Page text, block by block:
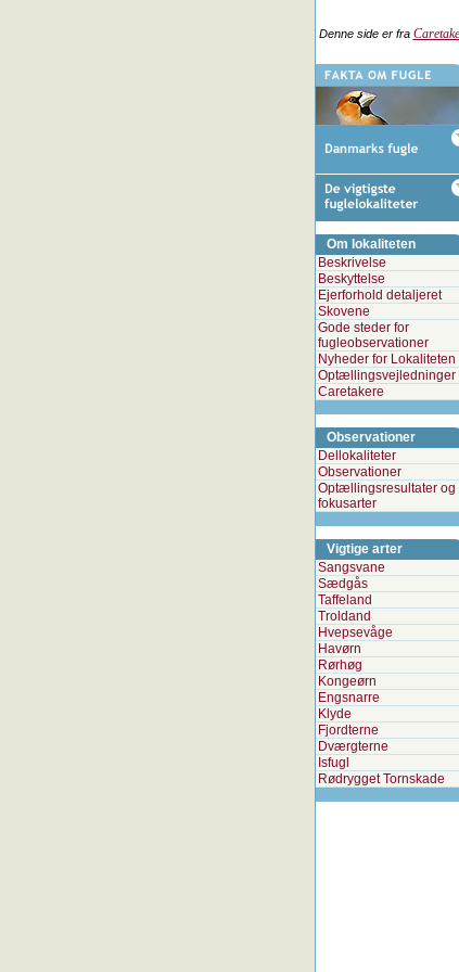
Denne side er fra
Om lokaliteten
Beskrivelse
Beskyttelse
Ejerforhold detaljeret
Skovene
Gode steder for
fugleobservationer
Nyheder for Lokaliteten
Optællingsvejledninger
Caretakere
Observationer
Dellokaliteter
Observationer
Optællingsresultater og
fokusarter
Vigtige arter
Sangsvane
Sædgås
Taffeland
Troldand
Hvepsevåge
Havørn
Rørhøg
Kongeørn
Engsnarre
Klyde
Fjordterne
Dværgterne
Isfugl
Rødrygget Tornskade